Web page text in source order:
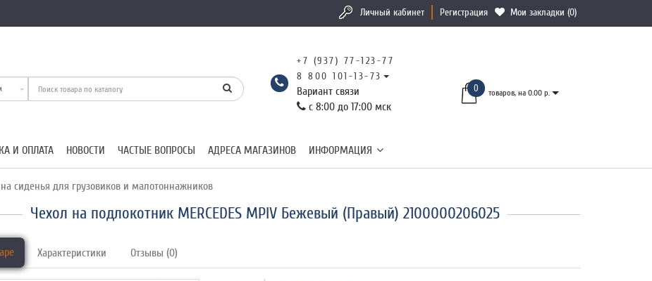
Личный кабинет Регистрация Мои закладки (0)
+7 (937) 77-123-77
8 800 101-13-73
Вариант связи
с 8:00 до 17:00 мск
0 товаров, на 0.00 р.
И ОПЛАТА НОВОСТИ ЧАСТЫЕ ВОПРОСЫ АДРЕСА МАГАЗИНОВ ИНФОРМАЦИЯ
сиденья для грузовиков и малотоннажников
Чехол на подлокотник MERCEDES MPIV Бежевый (Правый) 2100000206025
Характеристики Отзывы (0)